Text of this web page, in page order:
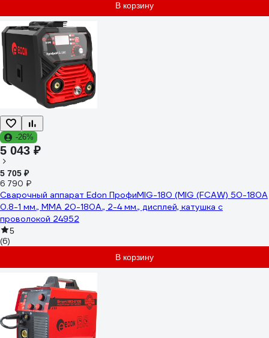
В корзину
-26%
5 043 ₽
5 705 ₽
6 790 ₽
Сварочный аппарат Edon ПрофиMIG-180 (MIG (FCAW) 50-180A
0.8-1 мм., MMA 20-180A., 2-4 мм., дисплей, катушка с
проволокой 24952
5
(6)
В корзину